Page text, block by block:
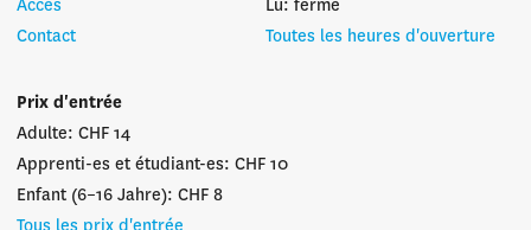
Accès
Contact
Lu: fermé
Toutes les heures d'ouverture
Prix d'entrée
Adulte: CHF 14
Apprenti-es et étudiant-es: CHF 10
Enfant (6–16 Jahre): CHF 8